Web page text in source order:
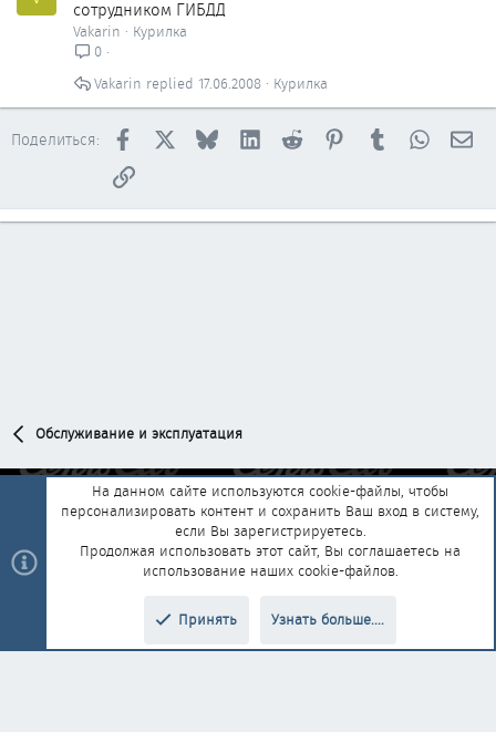
сотрудником ГИБДД
Vakarin
Курилка
0
Курилка
17.06.2008
Vakarin
Поделиться: Facebook BlueskyLinkedInReddit PinterestTumblr
Ссылка
Обслуживание и эксплуатация
Обратная связь
Условия и правила
Политика конфиденциальности
Помощь Главная
R
add-ons by ThemeHouse Перевод от Jumuro®
На данном сайте используются cookie-файлы, чтобы
персонализировать контент и сохранить Ваш вход в систему,
если Вы зарегистрируетесь.
Продолжая использовать этот сайт, Вы соглашаетесь на
использование наших cookie-файлов.
Принять Узнать больше....